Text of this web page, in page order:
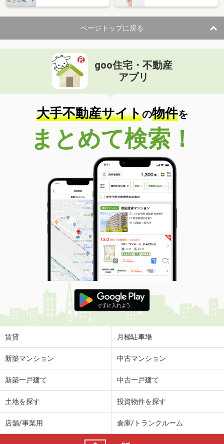
ページトップに戻る
goo住宅・不動産
アプリ
大手不動産サイトの物件を
まとめて検索！
賃貸 月極駐車場
新築マンション 中古マンション
新築一戸建て 中古一戸建て
土地を探す 投資物件を探す
店舗/事業用 倉庫/トランクルーム